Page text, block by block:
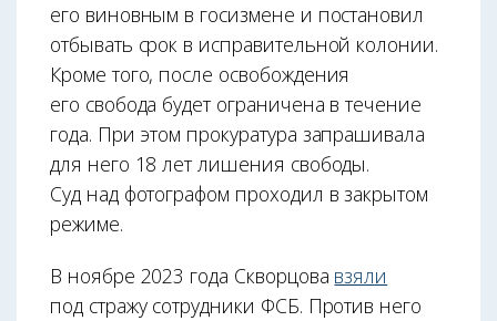
его виновным в госизмене и постановил
отбывать срок в исправительной колонии.
Кроме того, после освобождения
его свобода будет ограничена в течение
года. При этом прокуратура запрашивала
для него 18 лет лишения свободы.
Суд над фотографом проходил в закрытом
режиме.
В ноябре 2023 года Скворцова взяли
под стражу сотрудники ФСБ. Против него